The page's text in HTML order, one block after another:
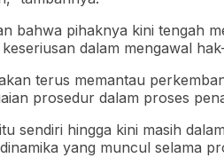
bahwa pihaknya kini tengah
dalam mengawal
terus memantau
prosedur dalam proses
sendiri hingga kini masih
yang muncul selama